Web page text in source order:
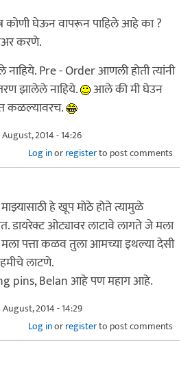
कोणी घेऊन वापरून पाहिले आहे का ?
करणे.
Pre - Order आणली होती त्यांनी
झालेले नाहिये.
आले की मी घेउन
कळल्यावरच.
2014 - 14:26
Log inorregisterto post comments
हे खूप मोठे होते त्यामुळे
डायरेक्ट ओट्यावर लाटावे लागते जे मला
पत्ता कळव तुला आमच्या इथल्या देसी
लाटणे.
pins, Belan आहे पण महाग आहे.
2014 - 14:29
Log inorregisterto post comments